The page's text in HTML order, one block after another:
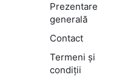
Prezentare
generală
Contact
Termeni și
condiții